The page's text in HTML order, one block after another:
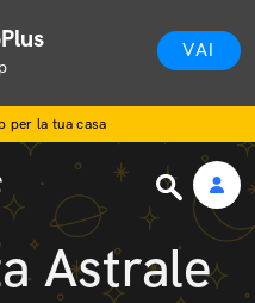
VAI
per la tua casa
Astrale